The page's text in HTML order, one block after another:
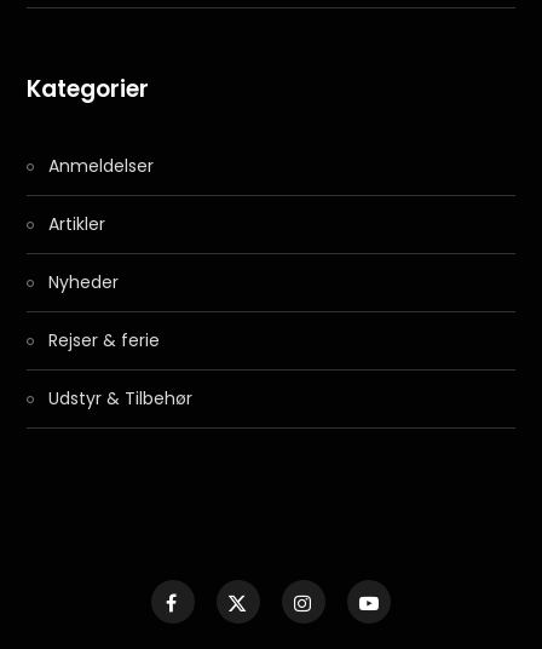
Kategorier
Anmeldelser
Artikler
Nyheder
Rejser & ferie
Udstyr & Tilbehør